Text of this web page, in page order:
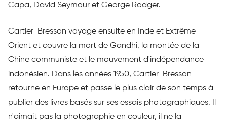
Capa, David Seymour et George Rodger.
Cartier-Bresson voyage ensuite en Inde et Extrême-
Orient et couvre la mort de Gandhi, la montée de la
Chine communiste et le mouvement d'indépendance
indonésien. Dans les années 1950, Cartier-Bresson
retourne en Europe et passe le plus clair de son temps à
publier des livres basés sur ses essais photographiques. Il
n'aimait pas la photographie en couleur, il ne la